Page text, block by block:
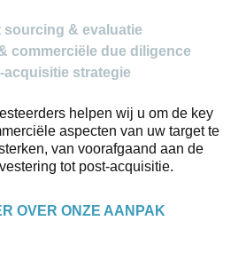
sourcing & evaluatie
commerciële due diligence
acquisitie strategie
helpen wij u om de key
aspecten van uw target te
van voorafgaand aan de
tot post-acquisitie.
OVER ONZE AANPAK